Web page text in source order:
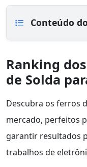
Conteúdo
Ranking
de Solda
Descubra os ferros
mercado, perfeitos
garantir resultados
trabalhos de